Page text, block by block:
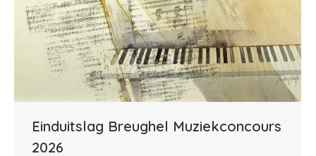
Einduitslag Breughel Muziekconcours
2026